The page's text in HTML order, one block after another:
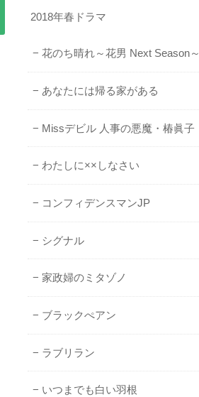
2018年春ドラマ
花のち晴れ～花男 Next Season～
あなたには帰る家がある
Missデビル 人事の悪魔・椿眞子
わたしに××しなさい
コンフィデンスマンJP
シグナル
家政婦のミタゾノ
ブラックぺアン
ラブリラン
いつまでも白い羽根